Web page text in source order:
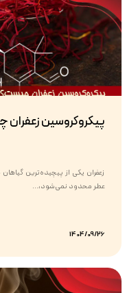
پیکروکروسین
زعفران یکی از پیچیده‌ترین
عطر محدود نمی‌شود،...
1404/09/26